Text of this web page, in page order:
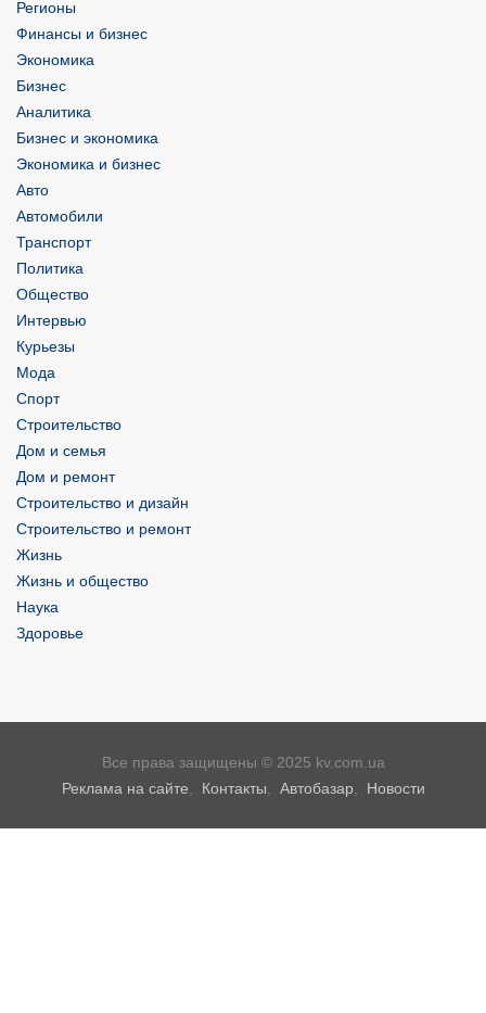
Регионы
Финансы и бизнес
Экономика
Бизнес
Аналитика
Бизнес и экономика
Экономика и бизнес
Авто
Автомобили
Транспорт
Политика
Общество
Интервью
Курьезы
Мода
Спорт
Строительство
Дом и семья
Дом и ремонт
Строительство и дизайн
Строительство и ремонт
Жизнь
Жизнь и общество
Наука
Здоровье
Все права защищены © 2025 kv.com.ua
Реклама на сайте
Контакты Автобазар Новости